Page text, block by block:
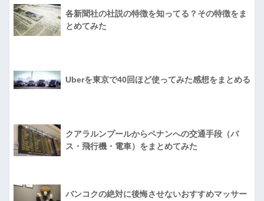
各新聞社の社説の特徴を知ってる？その特徴をま
とめてみた
Uberを東京で40回ほど使ってみた感想をまとめる
クアラルンプールからペナンへの交通手段（バ
ス・飛行機・電車）をまとめてみた
バンコクの絶対に後悔させないおすすめマッサー